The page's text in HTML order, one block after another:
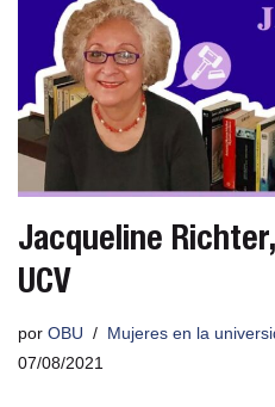
Jacqueline
UCV
por OBU Mujeres en la
07/08/2021